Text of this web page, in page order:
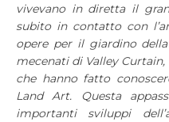
vivevano in diretta il
subito in contatto con
opere per il giardino
mecenati di Valley
che hanno fatto
Land Art. Questa
importanti sviluppi